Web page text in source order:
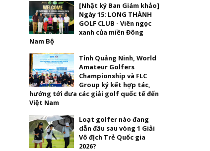
[Nhật ký Ban Giám khảo]
Ngày 15: LONG THÀNH
GOLF CLUB - Viên ngọc
xanh của miền Đông
Nam Bộ
Tỉnh Quảng Ninh, World
Amateur Golfers
Championship và FLC
Group ký kết hợp tác,
hướng tới đưa các giải golf quốc tế đến
Việt Nam
Loạt golfer nào đang
dẫn đầu sau vòng 1 Giải
Vô địch Trẻ Quốc gia
2026?